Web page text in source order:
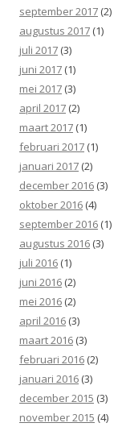
september 2017 (2)
augustus 2017 (1)
juli 2017 (3)
juni 2017 (1)
mei 2017 (3)
april 2017 (2)
maart 2017 (1)
februari 2017 (1)
januari 2017 (2)
december 2016 (3)
oktober 2016 (4)
september 2016 (1)
augustus 2016 (3)
juli 2016 (1)
juni 2016 (2)
mei 2016 (2)
april 2016 (3)
maart 2016 (3)
februari 2016 (2)
januari 2016 (3)
december 2015 (3)
november 2015 (4)